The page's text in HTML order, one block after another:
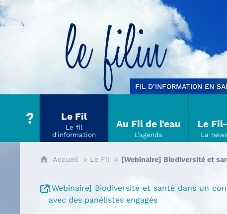
FIL D’INFORMATION EN
Le Fil
Au Fil de l'eau Le
Accueil Le Fil [Webinaire] Biodiversité et
[Webinaire] Biodiversité et santé dans un
avec des panélistes engagés